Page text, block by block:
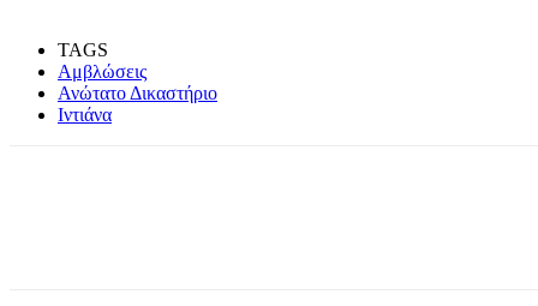
TAGS
Αμβλώσεις
Ανώτατο Δικαστήριο
Ιντιάνα